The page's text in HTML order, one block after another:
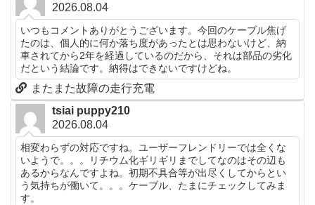
2026.08.04
いつもコメントありがとうございます。今回のケーブル焦げ
たのは、個人的に何か落ち度があったとは思わないけど、納
車されてから2年を経過しているのだから、それは部品の劣化
だという結論です。納得はできないですけどね。
またまた故障の走行充電
tsiai puppy210
2026.08.04
相変わらずの対応ですね。ユーザーフレンドリーでは全くな
いようで。。。リチウム化ギリギリまでしてなのはその辺も
あるからなんですよね。初期不具合等が出尽くしてからとい
う気持ちが働いて。。。ケーブル、たまにチェックしてみま
す。